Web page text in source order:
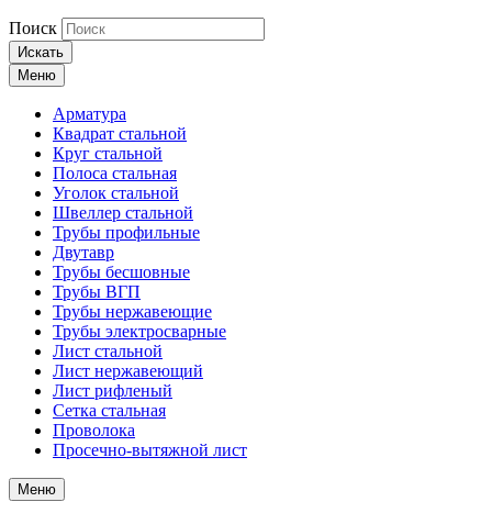
Поиск
Искать
Меню
Арматура
Квадрат стальной
Круг стальной
Полоса стальная
Уголок стальной
Швеллер стальной
Трубы профильные
Двутавр
Трубы бесшовные
Трубы ВГП
Трубы нержавеющие
Трубы электросварные
Лист стальной
Лист нержавеющий
Лист рифленый
Сетка стальная
Проволока
Просечно-вытяжной лист
Меню